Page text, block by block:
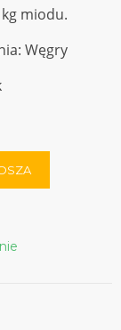
kg miodu.
Węgry